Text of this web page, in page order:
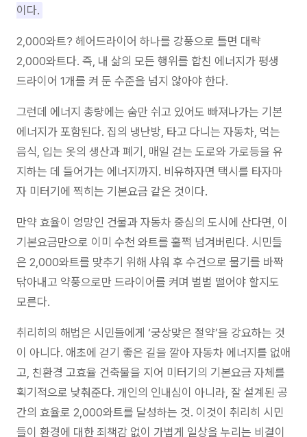
이다.
2,000와트? 헤어드라이어 하나를 강풍으로 틀면 대략
2,000와트다. 즉, 내 삶의 모든 행위를 합친 에너지가 평생
드라이어 1개를 켜 둔 수준을 넘지 않아야 한다.
그런데 에너지 총량에는 숨만 쉬고 있어도 빠져나가는 기본
에너지가 포함된다. 집의 냉난방, 타고 다니는 자동차, 먹는
음식, 입는 옷의 생산과 폐기, 매일 걷는 도로와 가로등을 유
지하는 데 들어가는 에너지까지. 비유하자면 택시를 타자마
자 미터기에 찍히는 기본요금 같은 것이다.
만약 효율이 엉망인 건물과 자동차 중심의 도시에 산다면, 이
기본요금만으로 이미 수천 와트를 훌쩍 넘겨버린다. 시민들
은 2,000와트를 맞추기 위해 샤워 후 수건으로 물기를 바짝
닦아내고 약풍으로만 드라이어를 켜며 벌벌 떨어야 할지도
모른다.
취리히의 해법은 시민들에게 ‘궁상맞은 절약’을 강요하는 것
이 아니다. 애초에 걷기 좋은 길을 깔아 자동차 에너지를 없애
고, 친환경 고효율 건축물을 지어 미터기의 기본요금 자체를
획기적으로 낮춰준다. 개인의 인내심이 아니라, 잘 설계된 공
간의 효율로 2,000와트를 달성하는 것. 이것이 취리히 시민
들이 환경에 대한 죄책감 없이 가볍게 일상을 누리는 비결이